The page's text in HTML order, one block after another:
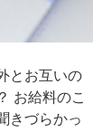
とお互いの
お給料のこ
きづらかっ